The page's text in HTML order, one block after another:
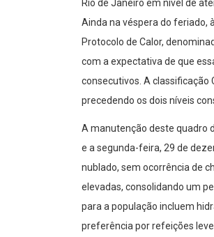
Rio de Janeiro em nível de
Ainda na véspera do feriado,
Protocolo de Calor,
com a expectativa de que
consecutivos. A classificação
precedendo os dois níveis
A manutenção deste quadro
e a segunda-feira, 29 de
nublado, sem ocorrência de
elevadas, consolidando um
para a população incluem
preferência por refeições